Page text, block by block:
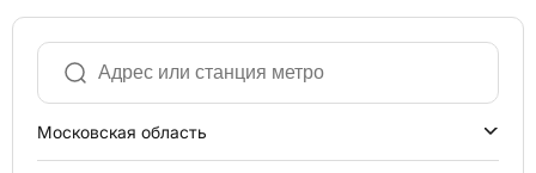
Московская область